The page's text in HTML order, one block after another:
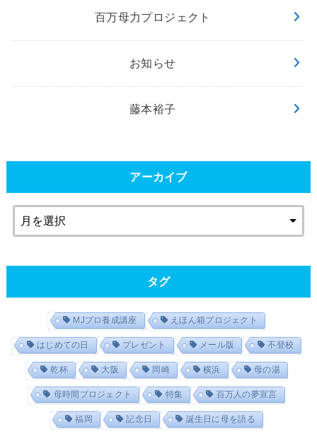
百万母力プロジェクト
お知らせ
藤本裕子
アーカイブ
タグ
MJプロ養成講座 えほん箱プロジェクト
はじめての日 プレゼント メール版 不登校
乾杯 大阪 岡崎 横浜 母の湯
母時間プロジェクト 特集 百万人の夢宣言
福岡 記念日 誕生日に母を語る